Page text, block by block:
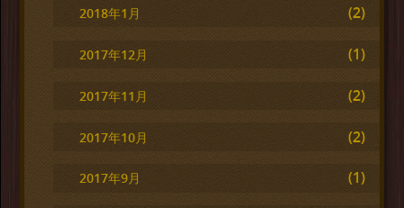
2018年1月 (2)
2017年12月 (1)
2017年11月 (2)
2017年10月 (2)
2017年9月 (1)